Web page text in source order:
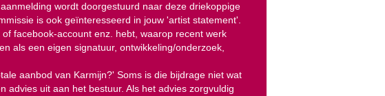
wordt doorgestuurd naar deze driekoppige
is ook geïnteresseerd in jouw 'artist statement'.
facebook-account enz. hebt, waarop recent werk
als een eigen signatuur, ontwikkeling/onderzoek,
aanbod van Karmijn?' Soms is die bijdrage niet wat
advies uit aan het bestuur. Als het advies zorgvuldig